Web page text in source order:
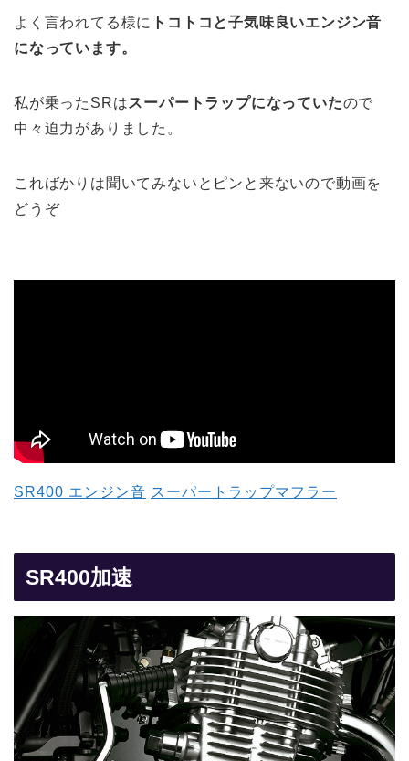
よく言われてる様に トコトコと子気味良いエンジン音
になっています。
私が乗ったSRはスーパートラップになっていたので
中々迫力がありました。
こればかりは聞いてみないとピンと来ないので動画を
どうぞ
SR400 エンジン音 スーパートラップマフラー
SR400加速